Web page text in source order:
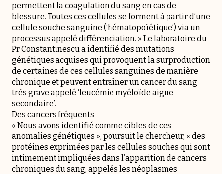
permettent la coagulation du sang en cas de
blessure. Toutes ces cellules se forment à partir d’une
cellule souche sanguine (‘hématopoïétique’) via un
processus appelé différenciation. » Le laboratoire du
Pr Constantinescu a identifié des mutations
génétiques acquises qui provoquent la surproduction
de certaines de ces cellules sanguines de manière
chronique et peuvent entraîner un cancer du sang
très grave appelé ‘leucémie myéloïde aigue
secondaire’.
Des cancers fréquents
« Nous avons identifié comme cibles de ces
anomalies génétiques », poursuit le chercheur, « des
protéines exprimées par les cellules souches qui sont
intimement impliquées dans l’apparition de cancers
chroniques du sang, appelés les néoplasmes